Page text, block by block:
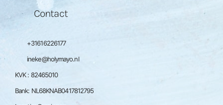
Contact
+31616226177
ineke@holymayo.nl
KVK : 82465010
Bank: NL68KNAB0417812795